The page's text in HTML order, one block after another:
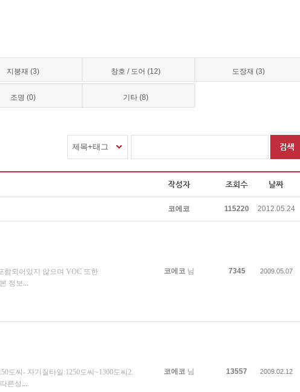
지붕재 (3) 창호 / 도어 (12) 도장재 (3)
조명 (0) 기타 (8)
제목+태그
코에코 115220 2012.05.24
함되어있지 않으며 VOC 또한
정보...
코에코님 7345 2009.05.07
도씨- 자기질타일:1250도씨~1300도씨2.
른성 ...
코에코님 13557 2009.02.12